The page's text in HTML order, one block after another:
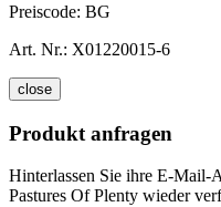
Preiscode: BG
Art. Nr.: X01220015-6
close
Produkt anfragen
Hinterlassen Sie ihre E-Mail-
Pastures Of Plenty wieder